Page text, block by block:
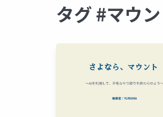
タグ #マウ